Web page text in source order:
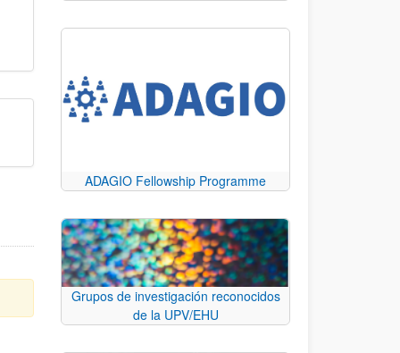
ADAGIO Fellowship Programme
Grupos de investigación reconocidos
de la UPV/EHU